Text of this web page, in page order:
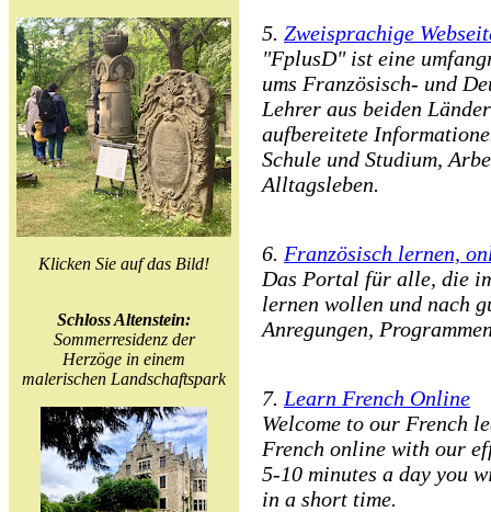
Klicken Sie auf das Bild!
Schloss Altenstein:
Sommerresidenz der
Herzöge in einem
malerischen Landschaftspark
5. Zweisprachige
"FplusD" ist eine
ums Französisch- und
Lehrer aus beiden
aufbereitete
Schule und Studium,
Alltagsleben.
6. Französisch lernen,
Das Portal für alle, die
lernen wollen und nach
Anregungen,
7. Learn French Online
Welcome to our French
French online with our
5-10 minutes a day you
in a short time.